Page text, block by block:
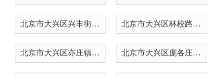
北京市大兴区兴丰街道办事处行... 北京市大兴区林校路街道办事处...
北京市大兴区亦庄镇行政检查、... 北京市大兴区庞各庄镇行政检查...